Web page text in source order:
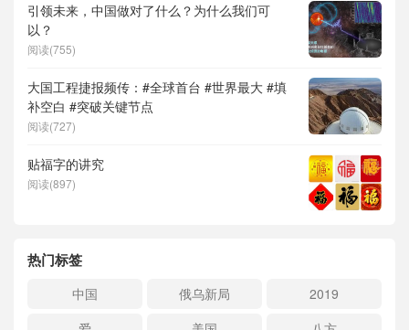
引领未来，中国做对了什么？为什么我们可
以？
阅读(755)
大国工程捷报频传：#全球首台 #世界最大 #填
补空白 #突破关键节点
阅读(727)
贴福字的讲究
阅读(897)
热门标签
中国 俄乌新局
2019